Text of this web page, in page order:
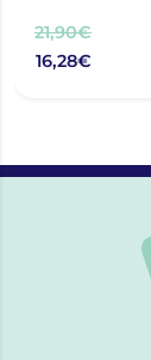
21,90€
16,28€